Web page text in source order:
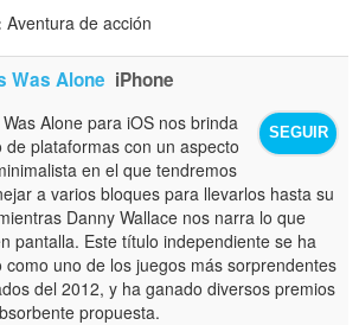
Aventura de acción
Was Alone iPhone
SEGUIR
Alone para iOS nos brinda
de plataformas con un aspecto
en el que tendremos
a varios bloques para llevarlos hasta su
Danny Wallace nos narra lo que
pantalla. Este título independiente se ha
como uno de los juegos más sorprendentes
del 2012, y ha ganado diversos premios
propuesta.